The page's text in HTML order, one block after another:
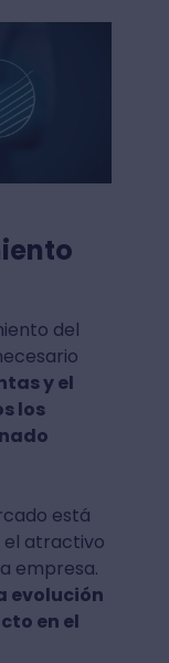
del
y el
los
está
atractivo
empresa.
evolución
en el